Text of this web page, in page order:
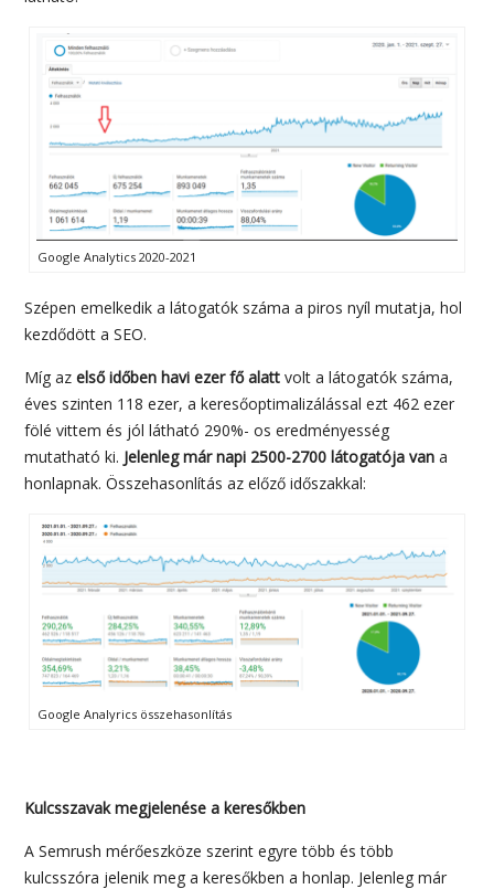
Google Analytics 2020-2021
Szépen emelkedik a látogatók száma a piros nyíl mutatja, hol
kezdődött a SEO.
Míg azelső időben havi ezer fő alatt volt a látogatók száma,
éves szinten 118 ezer, a keresőoptimalizálással ezt 462 ezer
fölé vittem és jól látható 290%- os eredményesség
mutatható ki. Jelenleg már napi 2500-2700 látogatója van a
honlapnak. Összehasonlítás az előző időszakkal:
Google Analyrics összehasonlítás
Kulcsszavak megjelenése a keresőkben
A Semrush mérőeszköze szerint egyre több és több
kulcsszóra jelenik meg a keresőkben a honlap. Jelenleg már